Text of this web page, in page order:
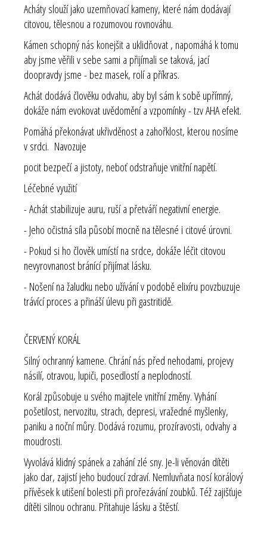
Acháty slouží jako uzemňovací kameny, které nám dodávají
citovou, tělesnou a rozumovou rovnováhu.
Kámen schopný nás konejšit a uklidňovat , napomáhá k tomu
aby jsme věřili v sebe sami a přijímali se taková, jací
doopravdy jsme - bez masek, rolí a příkras.
Achát dodává člověku odvahu, aby byl sám k sobě upřímný,
dokáže nám evokovat uvědomění a vzpomínky - tzv AHA efekt.
Pomáhá překonávat ukřivděnost a zahořklost, kterou nosíme
v srdci. Navozuje
pocit bezpečí a jistoty, neboť odstraňuje vnitřní napětí.
Léčebné využití
- Achát stabilizuje auru, ruší a přetváří negativní energie.
- Jeho očistná síla působí mocně na tělesné i citové úrovni.
- Pokud si ho člověk umístí na srdce, dokáže léčit citovou
nevyrovnanost bránící přijímat lásku.
- Nošení na žaludku nebo užívání v podobě elixíru povzbuzuje
trávící proces a přináší úlevu při gastritidě.
ČERVENÝ KORÁL
Silný ochranný kamene. Chrání nás před nehodami, projevy
násilí, otravou, lupiči, posedlostí a neplodností.
Korál způsobuje u svého majitele vnitřní změny. Vyhání
pošetilost, nervozitu, strach, depresi, vražedné myšlenky,
paniku a noční můry. Dodává rozumu, prozíravosti, odvahy a
moudrosti.
Vyvolává klidný spánek a zahání zlé sny. Je-li věnován dítěti
jako dar, zajistí jeho budoucí zdraví. Nemluvňata nosí korálový
přívěsek k utišení bolesti při prořezávání zoubků. Též zajišťuje
dítěti silnou ochranu. Přitahuje lásku a štěstí.